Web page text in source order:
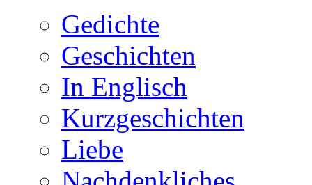
Gedichte
Geschichten
In Englisch
Kurzgeschichten
Liebe